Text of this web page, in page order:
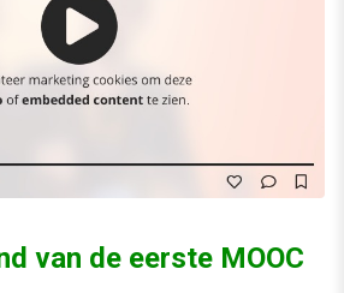
van de eerste MOOC